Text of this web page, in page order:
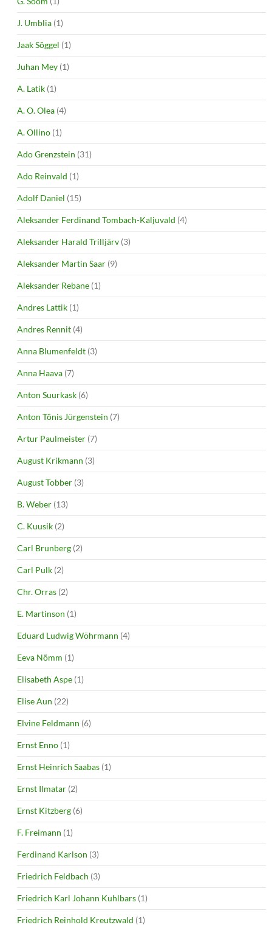
J. Umblia (1)
Jaak Sõggel (1)
Juhan Mey (1)
A. Latik (1)
A. O. Olea (4)
A. Ollino (1)
Ado Grenzstein (31)
Ado Reinvald (1)
Adolf Daniel (15)
Aleksander Ferdinand Tombach-Kaljuvald (4)
Aleksander Harald Trilljärv (3)
Aleksander Martin Saar (9)
Aleksander Rebane (1)
Andres Lattik (1)
Andres Rennit (4)
Anna Blumenfeldt (3)
Anna Haava (7)
Anton Suurkask (6)
Anton Tõnis Jürgenstein (7)
Artur Paulmeister (7)
August Krikmann (3)
August Tobber (3)
B. Weber (13)
C. Kuusik (2)
Carl Brunberg (2)
Carl Pulk (2)
Chr. Orras (2)
E. Martinson (1)
Eduard Ludwig Wöhrmann (4)
Eeva Nõmm (1)
Elisabeth Aspe (1)
Elise Aun (22)
Elvine Feldmann (6)
Ernst Enno (1)
Ernst Heinrich Saabas (1)
Ernst Ilmatar (2)
Ernst Kitzberg (6)
F. Freimann (1)
Ferdinand Karlson (3)
Friedrich Feldbach (3)
Friedrich Karl Johann Kuhlbars (1)
Friedrich Reinhold Kreutzwald (1)